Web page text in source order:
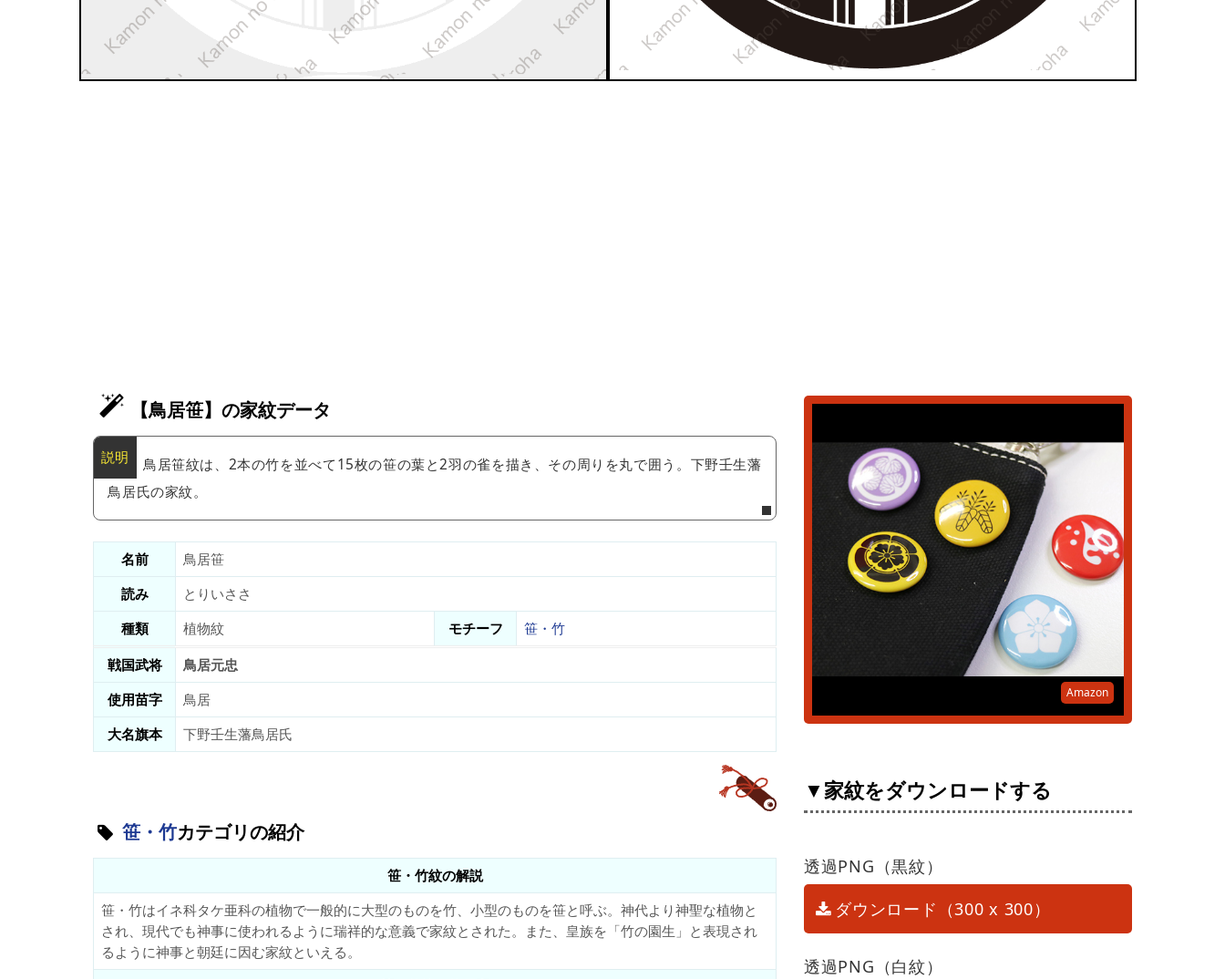
【鳥居笹】の家紋データ
鳥居笹紋は、2本の竹を並べて15枚の笹の葉と2羽の雀を描き、その周りを丸で囲う。下野壬生藩
鳥居氏の家紋。
名前
鳥居笹
読み
とりいささ
種類
植物紋 モチーフ
笹・竹
戦国武将
鳥居元忠
使用苗字
鳥居
大名旗本
下野壬生藩鳥居氏
笹・竹カテゴリの紹介
笹・竹紋の解説
笹・竹はイネ科タケ亜科の植物で一般的に大型のものを竹、小型のものを笹と呼ぶ。神代より神聖な植物と
され、現代でも神事に使われるように瑞祥的な意義で家紋とされた。また、皇族を「竹の園生」と表現され
るように神事と朝廷に因む家紋といえる。
Amazon
▼家紋をダウンロードする
透過PNG（黒紋）
ダウンロード（300 x 300）
透過PNG（白紋）